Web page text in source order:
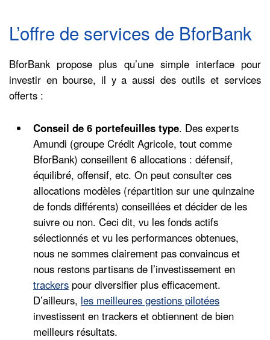
L’offre de services de BforBank
BforBank propose plus qu’une simple interface pour
investir en bourse, il y a aussi des outils et services
offerts :
Conseil de 6 portefeuilles type. Des experts
Amundi (groupe Crédit Agricole, tout comme
BforBank) conseillent 6 allocations : défensif,
équilibré, offensif, etc. On peut consulter ces
allocations modèles (répartition sur une quinzaine
de fonds différents) conseillées et décider de les
suivre ou non. Ceci dit, vu les fonds actifs
sélectionnés et vu les performances obtenues,
nous ne sommes clairement pas convaincus et
nous restons partisans de l’investissement en
trackers pour diversifier plus efficacement.
D’ailleurs, les meilleures gestions pilotées
investissent en trackers et obtiennent de bien
meilleurs résultats.